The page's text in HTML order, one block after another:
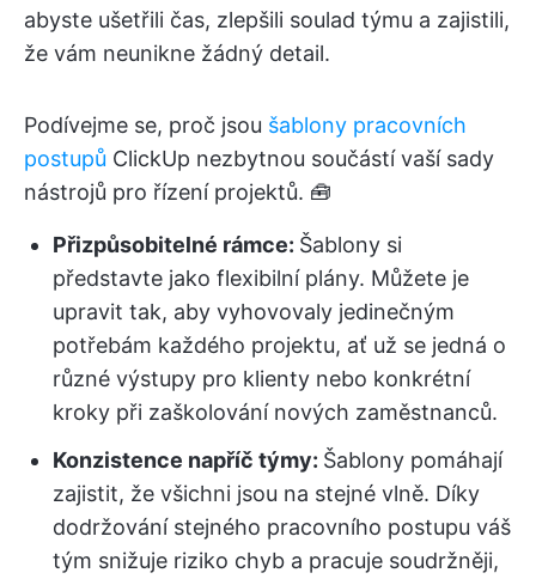
abyste ušetřili čas, zlepšili soulad týmu a zajistili,
že vám neunikne žádný detail.
Podívejme se, proč jsou šablony pracovních
postupů ClickUp nezbytnou součástí vaší sady
nástrojů pro řízení projektů. 🧰
Přizpůsobitelné rámce: Šablony si
představte jako flexibilní plány. Můžete je
upravit tak, aby vyhovovaly jedinečným
potřebám každého projektu, ať už se jedná o
různé výstupy pro klienty nebo konkrétní
kroky při zaškolování nových zaměstnanců.
Konzistence napříč týmy: Šablony pomáhají
zajistit, že všichni jsou na stejné vlně. Díky
dodržování stejného pracovního postupu váš
tým snižuje riziko chyb a pracuje soudržněji,